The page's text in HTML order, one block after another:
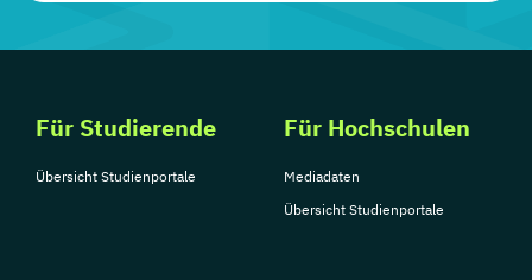
Für Studierende
Übersicht Studienportale
Für Hochschulen
Mediadaten
Übersicht Studienportale